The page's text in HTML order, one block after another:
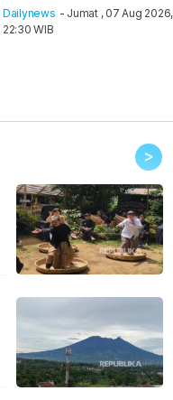
Dailynews - Jumat , 07 Aug 2026,
22:30 WIB
>